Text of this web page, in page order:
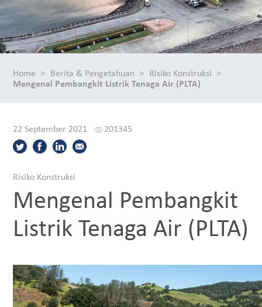
Home Berita & Pengetahuan
Risiko Konstruksi
Mengenal Pembangkit Listrik Tenaga Air (PLTA)
22 September 2021 201345
Risiko Konstruksi
Mengenal Pembangkit
Listrik Tenaga Air (PLTA)